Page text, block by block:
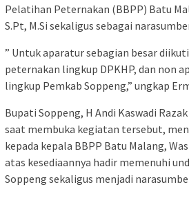
Pelatihan Peternakan (BBPP) Batu
S.Pt, M.Si sekaligus sebagai
” Untuk aparatur sebagian besar
peternakan lingkup DPKHP, dan non
lingkup Pemkab Soppeng,” ungkap
Bupati Soppeng, H Andi Kaswadi
saat membuka kegiatan tersebut,
kepada kepala BBPP Batu Malang,
atas kesediaannya hadir memenuhi
Soppeng sekaligus menjadi